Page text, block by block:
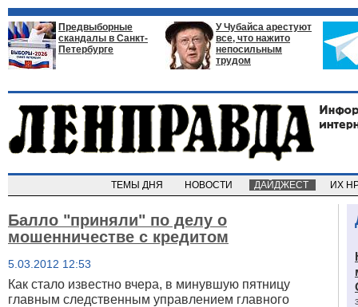
Предвыборные
скандалы в Санкт-
Петербурге
У Чубайса арестуют
все, что нажито
непосильным
трудом
ТЕМЫ ДНЯ НОВОСТИ ДАЙДЖЕСТ ИХ
Балло "приняли" по делу о
мошенничестве с кредитом
5.03.2012 12:53
Как стало известно вчера, в минувшую пятницу
главным следственным управлением главного